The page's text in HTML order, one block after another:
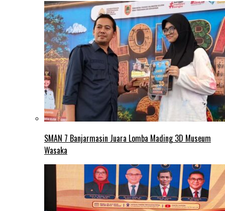
SMAN 7 Banjarmasin Juara Lomba Mading 3D Museum
Wasaka